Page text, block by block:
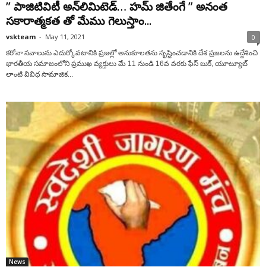
” పాజిటివిటీ అన్‌లిమిటెడ్… హమ్ జితేంగే ” అనంత
సకారాత్మకత తో మేము గెలుస్తాం...
vskteam - May 11, 2021 0
కరోనా సవాలును ఎదుర్కోవటానికి ప్రజల్లో అనుకూలతను సృష్టించడానికి దేశ ప్ర‌జ‌ల‌ను ఉద్దేశించి
భారతీయ సమాజంలోని ప్ర‌ముఖ వ్య‌క్తులు మే 11 నుండి 16వ వరకు ఫేస్ బుక్, యూట్యూబ్
లాంటి వివిధ సామాజిక...
News